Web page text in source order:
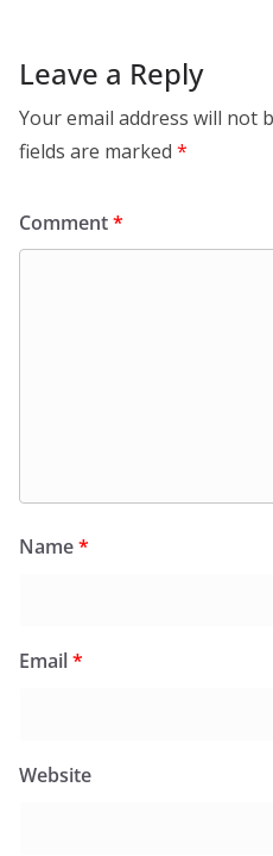
Leave a Reply
Your email address will not
fields are marked *
Comment*
Name*
Email*
Website